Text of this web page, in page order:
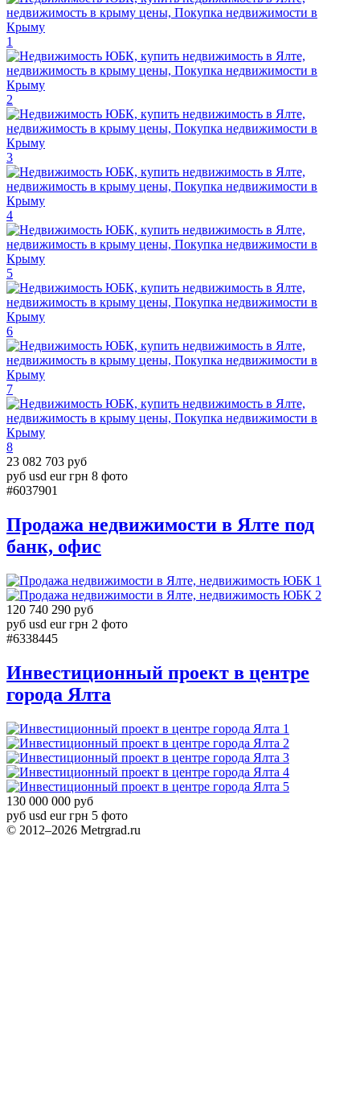
1
2
3
4
5
6
7
8
23 082 703 руб
руб usd eur грн 8 фото
#6037901
Продажа недвижимости в Ялте под
банк, офис
1
2
120 740 290 руб
руб usd eur грн 2 фото
#6338445
Инвестиционный проект в центре
города Ялта
1
2
3
4
5
130 000 000 руб
руб usd eur грн 5 фото
© 2012–2026 Metrgrad.ru